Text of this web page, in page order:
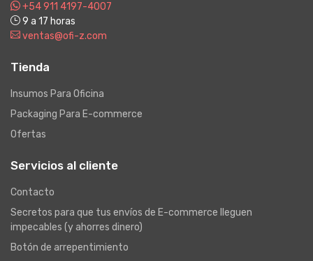
+54 911 4197-4007
9 a 17 horas
ventas@ofi-z.com
Tienda
Insumos Para Oficina
Packaging Para E-commerce
Ofertas
Servicios al cliente
Contacto
Secretos para que tus envíos de E-commerce lleguen
impecables (y ahorres dinero)
Botón de arrepentimiento